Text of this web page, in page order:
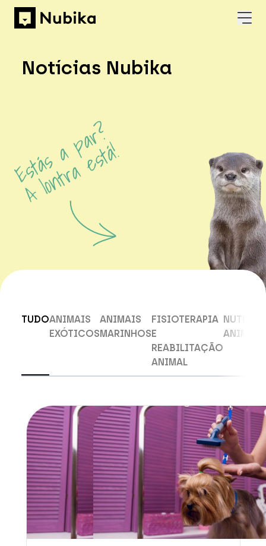
Notícias Nubika
TUDOANIMAIS
EXÓTICOS
ANIMAIS
MARINHOS
FISIOTERAPIA
E
REABILITAÇÃO
ANIMAL
ANIMAL